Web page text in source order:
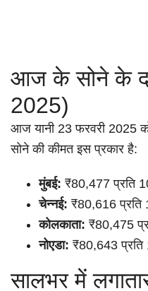
आज के सोने के
2025)
आज यानी 23 फरवरी 2025
सोने की कीमत इस प्रकार है:
मुंबई: ₹80,477 प्रति
चेन्नई: ₹80,616 प्रति
कोलकाता: ₹80,475
नोएडा: ₹80,643 प्रति
सालभर में